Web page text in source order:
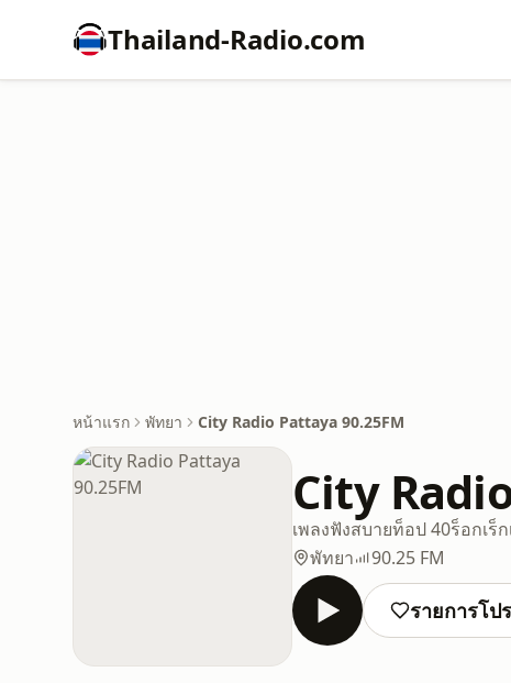
Thailand-Radio.com
หน้าแรก พัทยา City Radio Pattaya 90.25FM
City
เพลงฟังสบายท็อป 40ร็อกเร็
พัทยา
90.25 FM
รายการโป